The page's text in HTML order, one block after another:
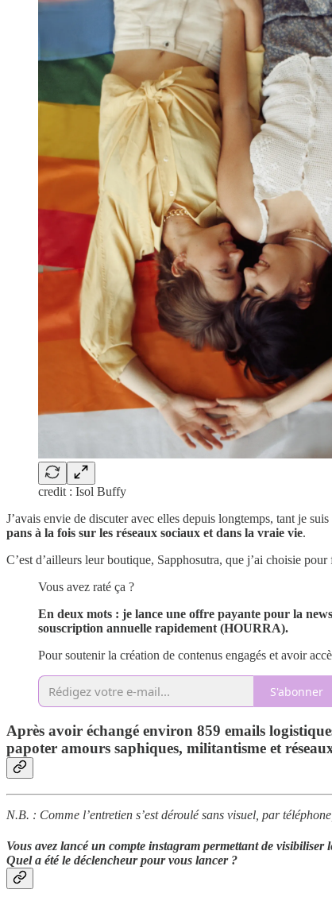
credit : Isol Buffy
J’avais envie de discuter avec elles depuis longtemps, tant je
pans à la fois sur les réseaux sociaux et dans la vraie vie.
C’est d’ailleurs leur boutique, Sapphosutra, que j’ai choisie
Vous avez raté ça ?
En deux mots : je lance une offre payante pour la
souscription annuelle rapidement (HOURRA).
Pour soutenir la création de contenus engagés et avoir
S'abonner
Après avoir échangé environ 859 emails
papoter amours saphiques, militantisme et
N.B. : Comme l’entretien s’est déroulé sans visuel, par
Vous avez lancé un compte instagram permettant de visibiliser
Quel a été le déclencheur pour vous lancer ?